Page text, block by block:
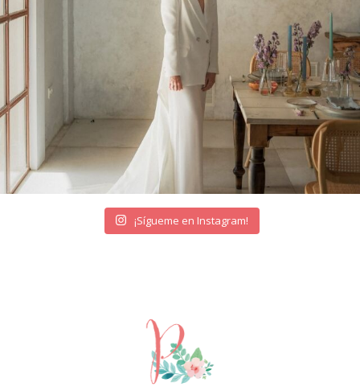
¡Sígueme en Instagram!